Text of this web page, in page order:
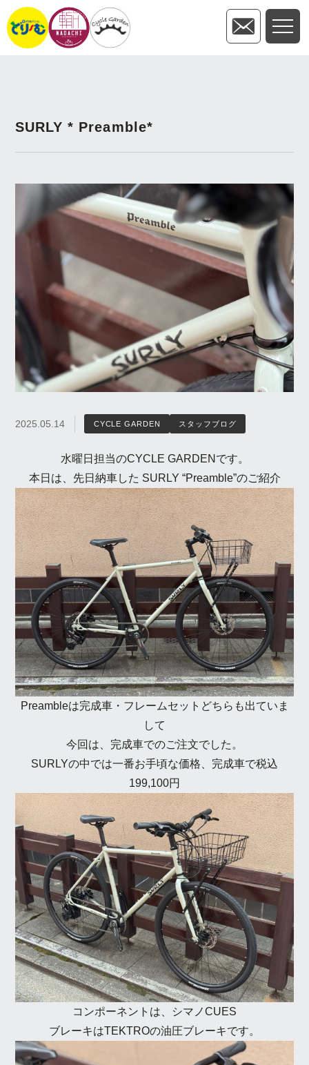
SURLY * Preamble*
2025.05.14 CYCLE GARDEN スタッフブログ
水曜日担当のCYCLE GARDENです。
本日は、先日納車した SURLY “Preamble”のご紹介
Preambleは完成車・フレームセットどちらも出ていま
して
今回は、完成車でのご注文でした。
SURLYの中では一番お手頃な価格、完成車で税込
199,100円
コンポーネントは、シマノCUES
ブレーキはTEKTROの油圧ブレーキです。